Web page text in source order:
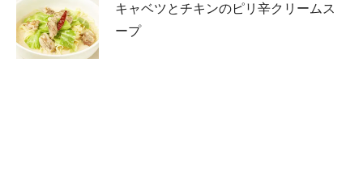
キャベツとチキンのピリ辛クリームス
ープ